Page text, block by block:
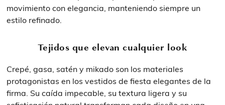
movimiento con elegancia, manteniendo siempre un
estilo refinado.
Tejidos que elevan cualquier look
Crepé, gasa, satén y mikado son los materiales
protagonistas en los vestidos de fiesta elegantes de la
firma. Su caída impecable, su textura ligera y su